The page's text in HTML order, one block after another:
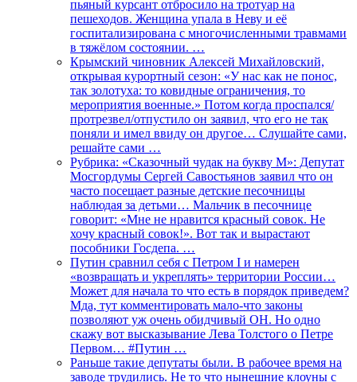
пьяный курсант отбросило на тротуар на
пешеходов. Женщина упала в Неву и её
госпитализирована с многочисленными травмами
в тяжёлом состоянии. …
Крымский чиновник Алексей Михайловский,
открывая курортный сезон: «У нас как не понос,
так золотуха: то ковидные ограничения, то
мероприятия военные.» Потом когда проспался/
протрезвел/отпустило он заявил, что его не так
поняли и имел ввиду он другое… Слушайте сами,
решайте сами …
Рубрика: «Сказочный чудак на букву М»: Депутат
Мосгордумы Сергей Савостьянов заявил что он
часто посещает разные детские песочницы
наблюдая за детьми… Мальчик в песочнице
говорит: «Мне не нравится красный совок. Не
хочу красный совок!». Вот так и вырастают
пособники Госдепа. …
Путин сравнил себя с Петром I и намерен
«возвращать и укреплять» территории России…
Может для начала то что есть в порядок приведем?
Мда, тут комментировать мало-что законы
позволяют уж очень обидчивый ОН. Но одно
скажу вот высказывание Лева Толстого о Петре
Первом… #Путин …
Раньше такие депутаты были. В рабочее время на
заводе трудились. Не то что нынешние клоуны с